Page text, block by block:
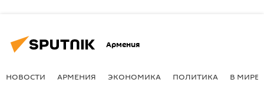
Армения
НОВОСТИ АРМЕНИЯ ЭКОНОМИКА ПОЛИТИКА В МИРЕ